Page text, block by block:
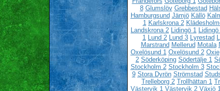
8 Glumslöv Grebbestad
Hamburgsund Jämjö Källö
1 Karlskrona 2
Landskrona 2 Lidingö 1 Lidingö
1 Lund 2 Lund 3 Lyrestad
Marstrand Mellerud Motala
Oxelösund 1 Oxelösund 2 Oxie
2 Söderköping Södertälje 1
Stockholm 2 Stockholm 3
9 Stora Dyrön Strömstad
Trelleborg 2 Trollhättan 1
Västervik 1 Västervik 2 Växjö